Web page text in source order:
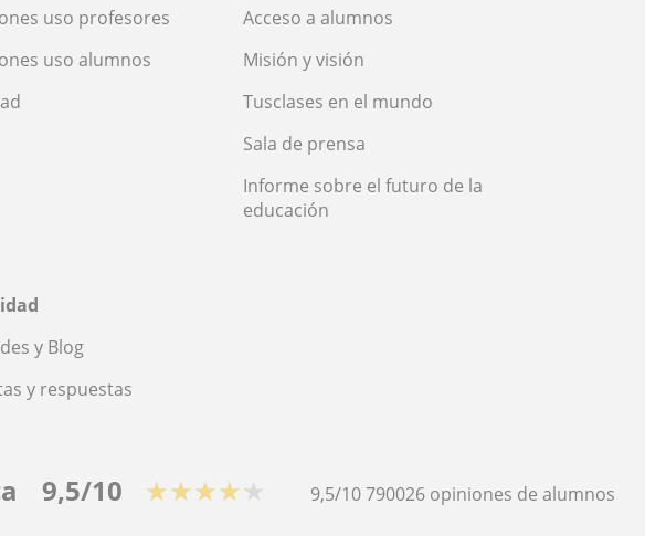
uso profesores
uso alumnos
Acceso a alumnos
Misión y visión
Tusclases en el mundo
Sala de prensa
Informe sobre el futuro de la
educación
y Blog
y respuestas
9,5/10 ★★★★★ 9,5/10790026 opiniones de alumnos